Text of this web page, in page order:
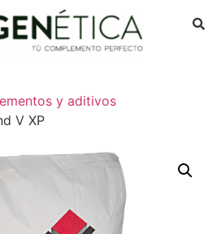
y aditivos
V XP